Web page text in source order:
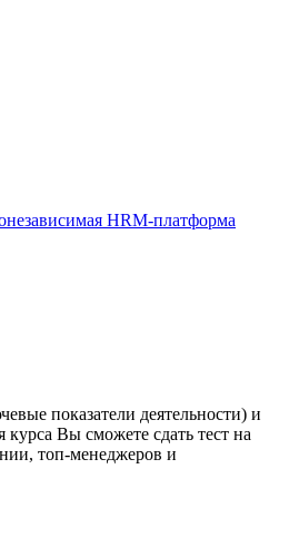
HRM-платформа
показатели деятельности) и
Вы сможете сдать тест на
топ-менеджеров и